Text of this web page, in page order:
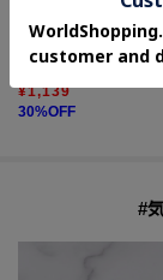
one'sterrace
¥1,139
30%OFF
#